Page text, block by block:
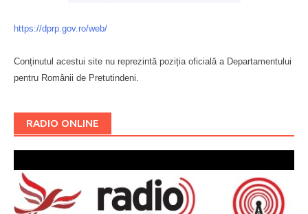
https://dprp.gov.ro/web/
Conținutul acestui site nu reprezintă poziția oficială a Departamentului
pentru Românii de Pretutindeni.
RADIO ONLINE